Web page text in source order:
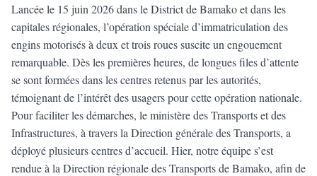
Lancée le 15 juin 2026 dans le District de Bamako et dans les
capitales régionales, l’opération spéciale d’immatriculation des
engins motorisés à deux et trois roues suscite un engouement
remarquable. Dès les premières heures, de longues files d’attente
se sont formées dans les centres retenus par les autorités,
témoignant de l’intérêt des usagers pour cette opération nationale.
Pour faciliter les démarches, le ministère des Transports et des
Infrastructures, à travers la Direction générale des Transports, a
déployé plusieurs centres d’accueil. Hier, notre équipe s’est
rendue à la Direction régionale des Transports de Bamako, afin de